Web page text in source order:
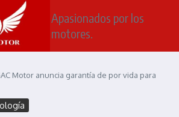
Apasionados por los
motores.
Motor anuncia garantía de por vida para